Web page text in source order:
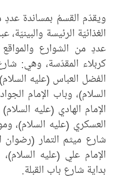
ويقدّم القسمُ بمساندة
الغذائيّة الرئيسة
عددٍ من الشوارع
كربلاء المقدّسة، وهي:
الفضل العباس (عليه
السلام)، وباب الإمام
الإمام الهادي (عليه
العسكري (عليه السلام)،
شارع ميثم التمار (رضوان
الإمام علي (عليه
بداية شارع باب القبلة.